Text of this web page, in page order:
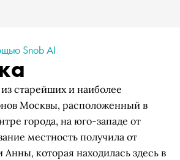
Snob AI
старейших и наиболее
Москвы, расположенный в
города, на юго-западе от
местность получила от
которая находилась здесь в